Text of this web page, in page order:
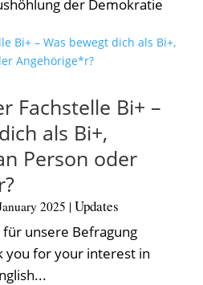
der Demokratie
Fachstelle Bi+ –
als Bi+,
Person oder
2025 | Updates
für unsere Befragung
you for your interest in